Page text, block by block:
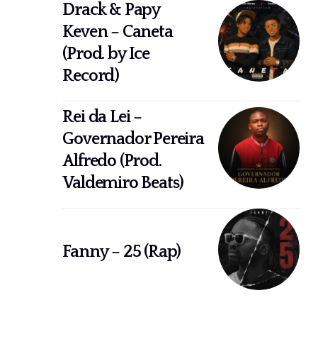
Drack & Papy
Keven – Caneta
(Prod. by Ice
Record)
Rei da Lei –
Governador Pereira
Alfredo (Prod.
Valdemiro Beats)
Fanny – 25 (Rap)